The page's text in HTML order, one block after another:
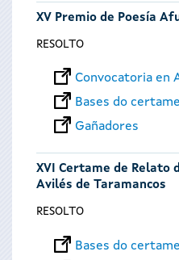
XV Premio de Poesía
RESOLTO
Convocatoria en
Bases do certame
Gañadores
XVI Certame de Relato
Avilés de Taramancos
RESOLTO
Bases do certame